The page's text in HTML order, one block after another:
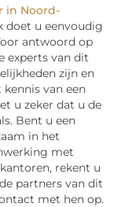
in Noord-
doet u eenvoudig
antwoord op
experts van dit
zijn en
van een
u zeker dat u de
Bent u een
in het
met
rekent u
partners van dit
met hen op.